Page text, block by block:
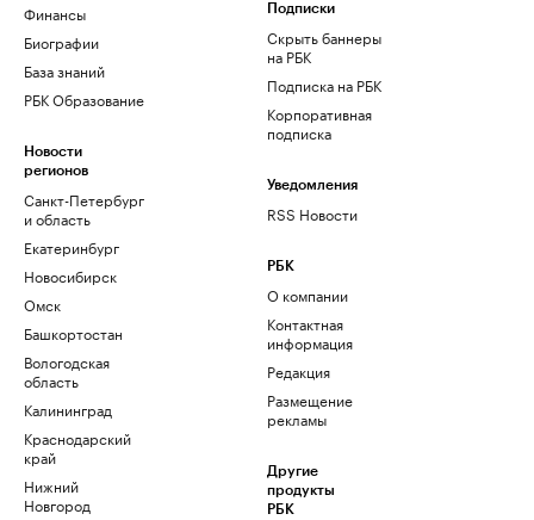
Финансы
Биографии
База знаний
РБК Образование
Новости
регионов
Санкт-Петербург
и область
Екатеринбург
Новосибирск
Омск
Башкортостан
Вологодская
область
Калининград
Краснодарский
край
Нижний
Новгород
Подписки
Скрыть баннеры
на РБК
Подписка на РБК
Корпоративная
подписка
Уведомления
RSS Новости
РБК
О компании
Контактная
информация
Редакция
Размещение
рекламы
Другие
продукты
РБК